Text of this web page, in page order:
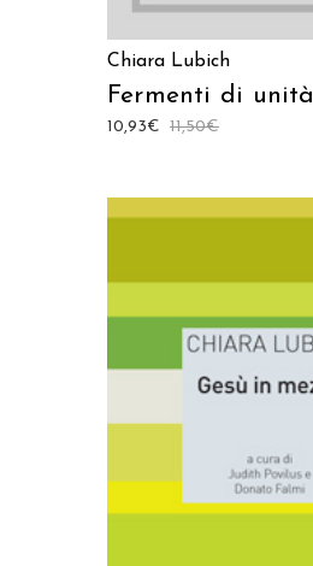
Chiara Lubich
Fermenti di unità
11,50€
10,93€